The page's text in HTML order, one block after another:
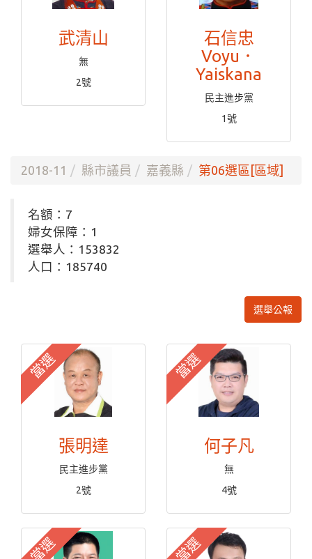
武清山
無
2號
石信忠
Voyu．
Yaiskana
民主進步黨
1號
2018-11 縣市議員 嘉義縣 第06選區[區域]
名額：7
婦女保障：1
選舉人：153832
人口：185740
選舉公報
當選
張明達
民主進步黨
2號
當選
何子凡
無
4號
當選 當選